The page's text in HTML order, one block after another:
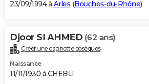
23/09/1994 à Arles (Bouches-du-Rhône)
Djoor SI AHMED (62 ans)
Créer une cagnotte obsèques
Naissance
11/11/1930 à CHEBLI